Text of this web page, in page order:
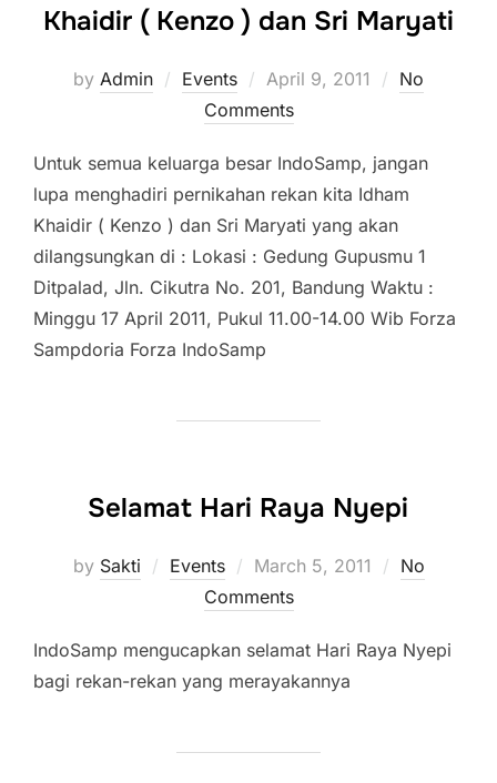
Khaidir ( Kenzo ) dan Sri Maryati
by Admin Events
Posted
on
April 9, 2011
No
Comments
Untuk semua keluarga besar IndoSamp, jangan
lupa menghadiri pernikahan rekan kita Idham
Khaidir ( Kenzo ) dan Sri Maryati yang akan
dilangsungkan di : Lokasi : Gedung Gupusmu 1
Ditpalad, Jln. Cikutra No. 201, Bandung Waktu :
Minggu 17 April 2011, Pukul 11.00-14.00 Wib Forza
Sampdoria Forza IndoSamp
Selamat Hari Raya Nyepi
by Sakti Events
Posted
on
March 5, 2011
No
Comments
IndoSamp mengucapkan selamat Hari Raya Nyepi
bagi rekan-rekan yang merayakannya